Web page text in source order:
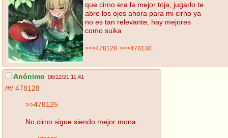
que cirno era la mejor toja, jugarlo te
abre los ojos ahora para mi cirno ya
no es tan relevante, hay mejores
como suika
>>>478128 >>>478138
Anónimo 06/12/21 11:41
/#/ 478128
>>478125
No,cirno sigue siendo mejor mona.